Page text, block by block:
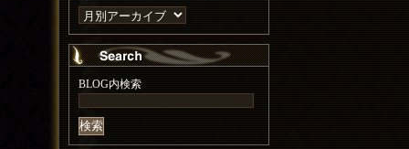
BLOG内検索